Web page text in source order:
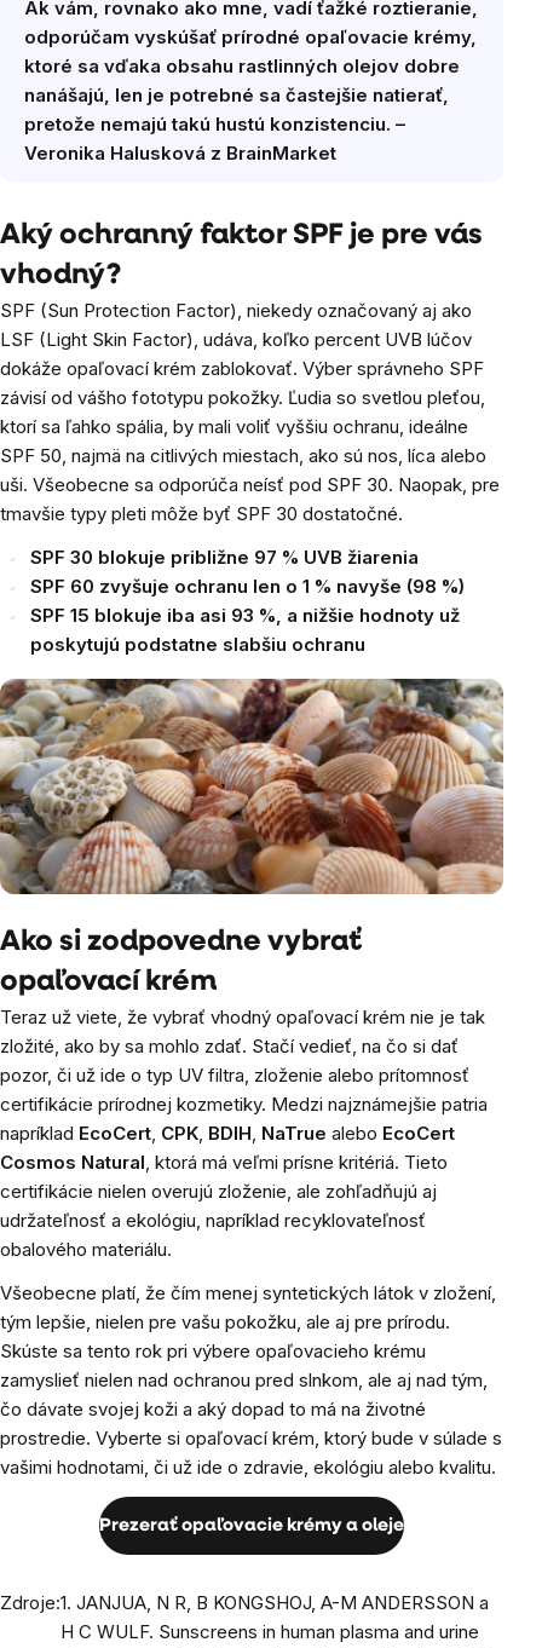
Ak vám, rovnako ako mne, vadí ťažké roztieranie,
odporúčam vyskúšať prírodné opaľovacie krémy,
ktoré sa vďaka obsahu rastlinných olejov dobre
nanášajú, len je potrebné sa častejšie natierať,
pretože nemajú takú hustú konzistenciu. –
Veronika Halusková z BrainMarket
Aký ochranný faktor SPF je pre vás
vhodný?
SPF (Sun Protection Factor), niekedy označovaný aj ako
LSF (Light Skin Factor), udáva, koľko percent UVB lúčov
dokáže opaľovací krém zablokovať. Výber správneho SPF
závisí od vášho fototypu pokožky. Ľudia so svetlou pleťou,
ktorí sa ľahko spália, by mali voliť vyššiu ochranu, ideálne
SPF 50, najmä na citlivých miestach, ako sú nos, líca alebo
uši. Všeobecne sa odporúča neísť pod SPF 30. Naopak, pre
tmavšie typy pleti môže byť SPF 30 dostatočné.
SPF 30 blokuje približne 97 % UVB žiarenia
SPF 60 zvyšuje ochranu len o 1 % navyše (98 %)
SPF 15 blokuje iba asi 93 %, a nižšie hodnoty už
poskytujú podstatne slabšiu ochranu
Ako si zodpovedne vybrať
opaľovací krém
Teraz už viete, že vybrať vhodný opaľovací krém nie je tak
zložité, ako by sa mohlo zdať. Stačí vedieť, na čo si dať
pozor, či už ide o typ UV filtra, zloženie alebo prítomnosť
certifikácie prírodnej kozmetiky. Medzi najznámejšie patria
napríklad EcoCert, CPK, BDIH, NaTrue alebo EcoCert
Cosmos Natural, ktorá má veľmi prísne kritériá. Tieto
certifikácie nielen overujú zloženie, ale zohľadňujú aj
udržateľnosť a ekológiu, napríklad recyklovateľnosť
obalového materiálu.
Všeobecne platí, že čím menej syntetických látok v zložení,
tým lepšie, nielen pre vašu pokožku, ale aj pre prírodu.
Skúste sa tento rok pri výbere opaľovacieho krému
zamyslieť nielen nad ochranou pred slnkom, ale aj nad tým,
čo dávate svojej koži a aký dopad to má na životné
prostredie. Vyberte si opaľovací krém, ktorý bude v súlade s
vašimi hodnotami, či už ide o zdravie, ekológiu alebo kvalitu.
Prezerať opaľovacie krémy a oleje
Zdroje:1. JANJUA, N R, B KONGSHOJ, A-M ANDERSSON a
H C WULF. Sunscreens in human plasma and urine